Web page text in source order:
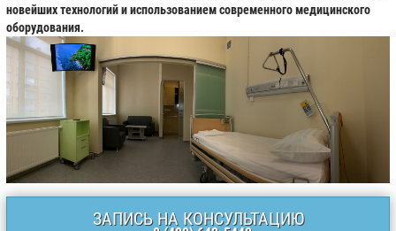
новейших технологий и использованием современного медицинского
оборудования.
ЗАПИСЬ НА КОНСУЛЬТАЦИЮ